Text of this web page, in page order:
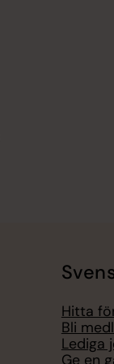
Hitta
Bli
Lediga